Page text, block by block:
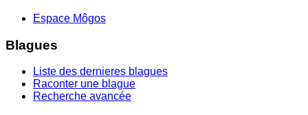
Espace Môgos
Blagues
Liste des dernieres blagues
Raconter une blague
Recherche avancée